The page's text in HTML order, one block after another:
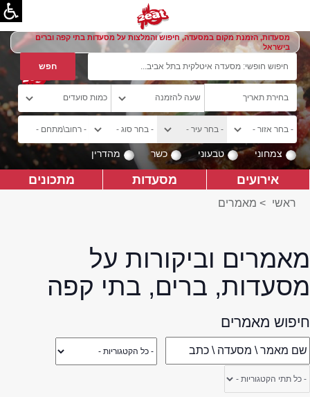
מסעדות, הזמנת מקום במסעדה, חיפוש והמלצות על מסעדות בתי קפה וברים
בישראל
צמחוני טבעוני כשר מהדרין
אירועים מסעדות מתכונים
ראשי > מאמרים
מאמרים וביקורות על
מסעדות, ברים, בתי קפה
חיפוש מאמרים